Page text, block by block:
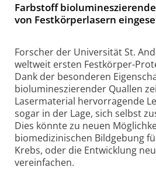
Farbstoff
von Festkörperlasern
Forscher der Universität St.
weltweit ersten Festkörper-
Dank der besonderen
biolumineszierender Quallen
Lasermaterial hervorragende
sogar in der Lage, sich selbst
Dies könnte zu neuen
biomedizinischen Bildgebung
Krebs, oder die Entwicklung
vereinfachen.